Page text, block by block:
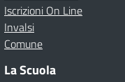
Iscrizioni On Line
Invalsi
Comune
La Scuola